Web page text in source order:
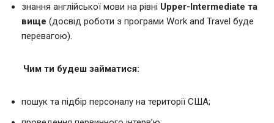
знання англійської мови на рівні Upper-Intermediate та
вище (досвід роботи з програми Work and Travel буде
перевагою).
Чим ти будеш займатися:
пошук та підбір персоналу на території США;